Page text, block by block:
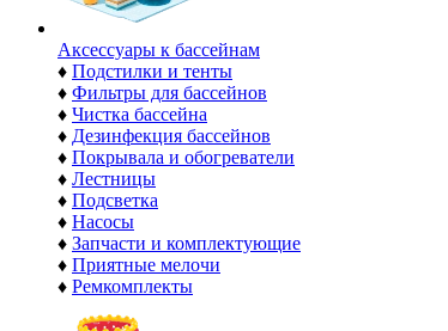
Аксессуары к бассейнам
♦ Подстилки и тенты
♦ Фильтры для бассейнов
♦ Чистка бассейна
♦ Дезинфекция бассейнов
♦ Покрывала и обогреватели
♦ Лестницы
♦ Подсветка
♦ Насосы
♦ Запчасти и комплектующие
♦ Приятные мелочи
♦ Ремкомплекты